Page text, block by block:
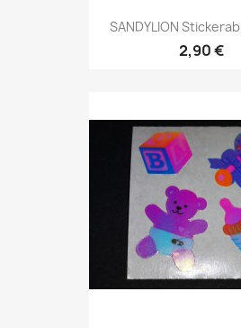
SANDYLION
2,90 €